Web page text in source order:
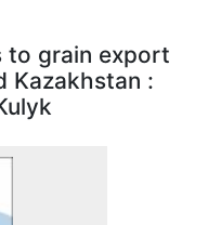
to grain export
Kazakhstan :